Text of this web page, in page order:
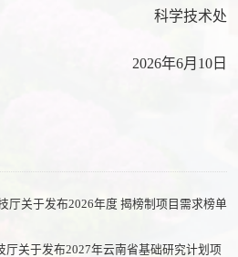
科学技术处
2026年6月10日
厅关于发布2026年度 揭榜制项目需求榜单
厅关于发布2027年云南省基础研究计划项